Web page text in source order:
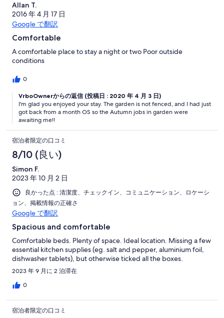
Allan T.
2016 年 4 月 17 日
Google で翻訳
Comfortable
A comfortable place to stay a night or two Poor outside
conditions
0
VrboOwnerからの返信 (投稿日 : 2020 年 4 月 3 日)
I'm glad you enjoyed your stay. The garden is not fenced, and I had just
got back from a month OS so the Autumn jobs in garden were
awaiting me!!
宿泊者限定の口コミ
8/10 (良い)
Simon F.
2023 年 10 月 2 日
良かった点 : 清潔度、チェックイン、コミュニケーション、ロケーシ
ョン、掲載情報の正確さ
Google で翻訳
Spacious and comfortable
Comfortable beds. Plenty of space. Ideal location. Missing a few
essential kitchen supplies (eg. salt and pepper, aluminium foil,
dishwasher tablets), but otherwise ticked all the boxes.
2023 年 9 月に 2 泊滞在
0
宿泊者限定の口コミ